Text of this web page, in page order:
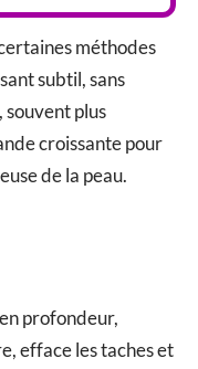
méthodes
subtil, sans
souvent plus
croissante pour
de la peau.
profondeur,
efface les taches et